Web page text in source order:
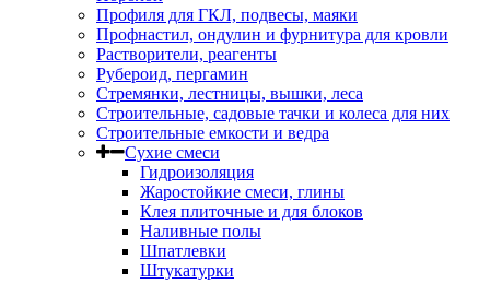
Профиля для ГКЛ, подвесы, маяки
Профнастил, ондулин и фурнитура для кровли
Растворители, реагенты
Рубероид, пергамин
Стремянки, лестницы, вышки, леса
Строительные, садовые тачки и колеса для них
Строительные емкости и ведра
Сухие смеси
Гидроизоляция
Жаростойкие смеси, глины
Клея плиточные и для блоков
Наливные полы
Шпатлевки
Штукатурки